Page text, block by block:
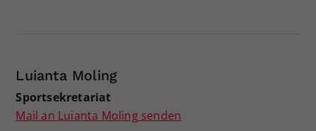
Luianta Moling
Sportsekretariat
Mail an Luianta Moling senden